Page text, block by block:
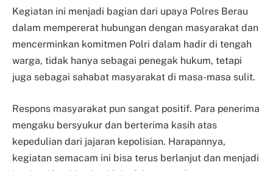
Kegiatan ini menjadi bagian dari upaya Polres Berau
dalam mempererat hubungan dengan masyarakat dan
mencerminkan komitmen Polri dalam hadir di tengah
warga, tidak hanya sebagai penegak hukum, tetapi
juga sebagai sahabat masyarakat di masa-masa sulit.
Respons masyarakat pun sangat positif. Para penerima
mengaku bersyukur dan berterima kasih atas
kepedulian dari jajaran kepolisian. Harapannya,
kegiatan semacam ini bisa terus berlanjut dan menjadi